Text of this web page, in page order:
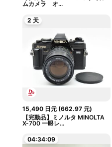
ムカメラ オ...
2 天
15,490 日元(662.97 元)
【完動品】ミノルタ MINOLTA
X-700 一眼レ...
04:34:08